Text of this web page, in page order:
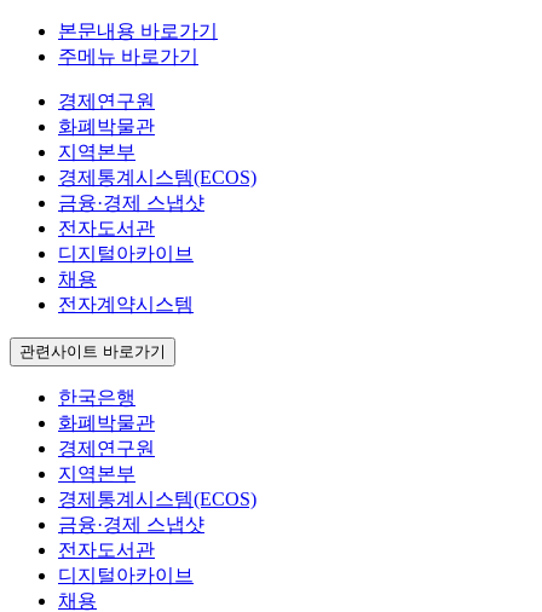
본문내용 바로가기
주메뉴 바로가기
경제연구원
화폐박물관
지역본부
경제통계시스템(ECOS)
금융·경제 스냅샷
전자도서관
디지털아카이브
채용
전자계약시스템
관련사이트 바로가기
한국은행
화폐박물관
경제연구원
지역본부
경제통계시스템(ECOS)
금융·경제 스냅샷
전자도서관
디지털아카이브
채용